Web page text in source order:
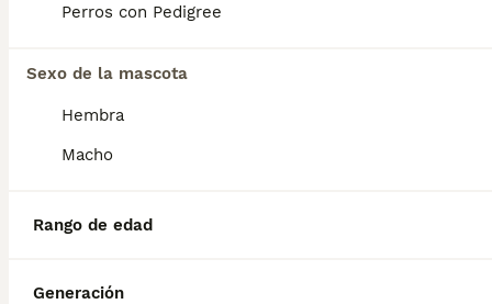
Perros con Pedigree
Sexo de la mascota
Hembra
Macho
Rango de edad
Generación
BOOST
10 semanas 2
Criador
Identidad Verificada